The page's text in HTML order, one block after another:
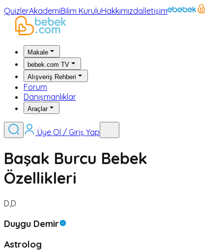
QuizlerAkademiBilim KuruluHakkımızdaİletişim
Makale
bebek.com TV
Alışveriş Rehberi
Forum
Danışmanlıklar
Araçlar
Üye Ol / Giriş Yap
Başak Burcu Bebek
Özellikleri
D,D
Duygu Demir
Astrolog